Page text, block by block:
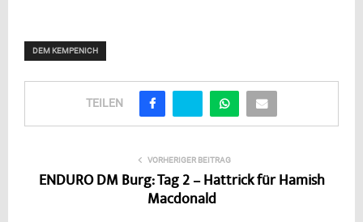
DEM KEMPENICH
TEILEN
VORHERIGER BEITRAG
ENDURO DM Burg: Tag 2 – Hattrick für Hamish
Macdonald